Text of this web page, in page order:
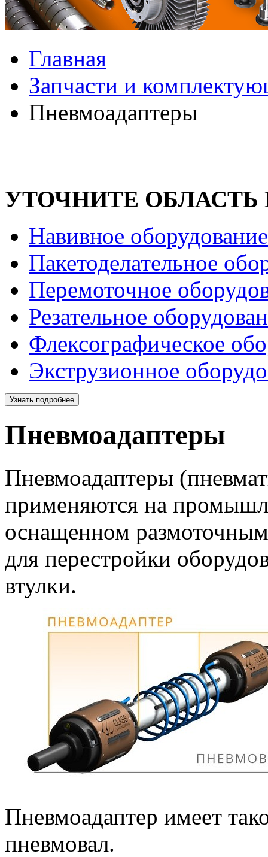
Главная
Запчасти и
Пневмоадаптеры
УТОЧНИТЕ
Навивное оборудование
Пакетоделательное
Перемоточное
Резательное
Флексографическое
Экструзионное
Узнать подробнее
Пневмоадаптеры
Пневмоадаптеры
применяются на
оснащенном
для перестройки
втулки.
Пневмоадаптер имеет
пневмовал.